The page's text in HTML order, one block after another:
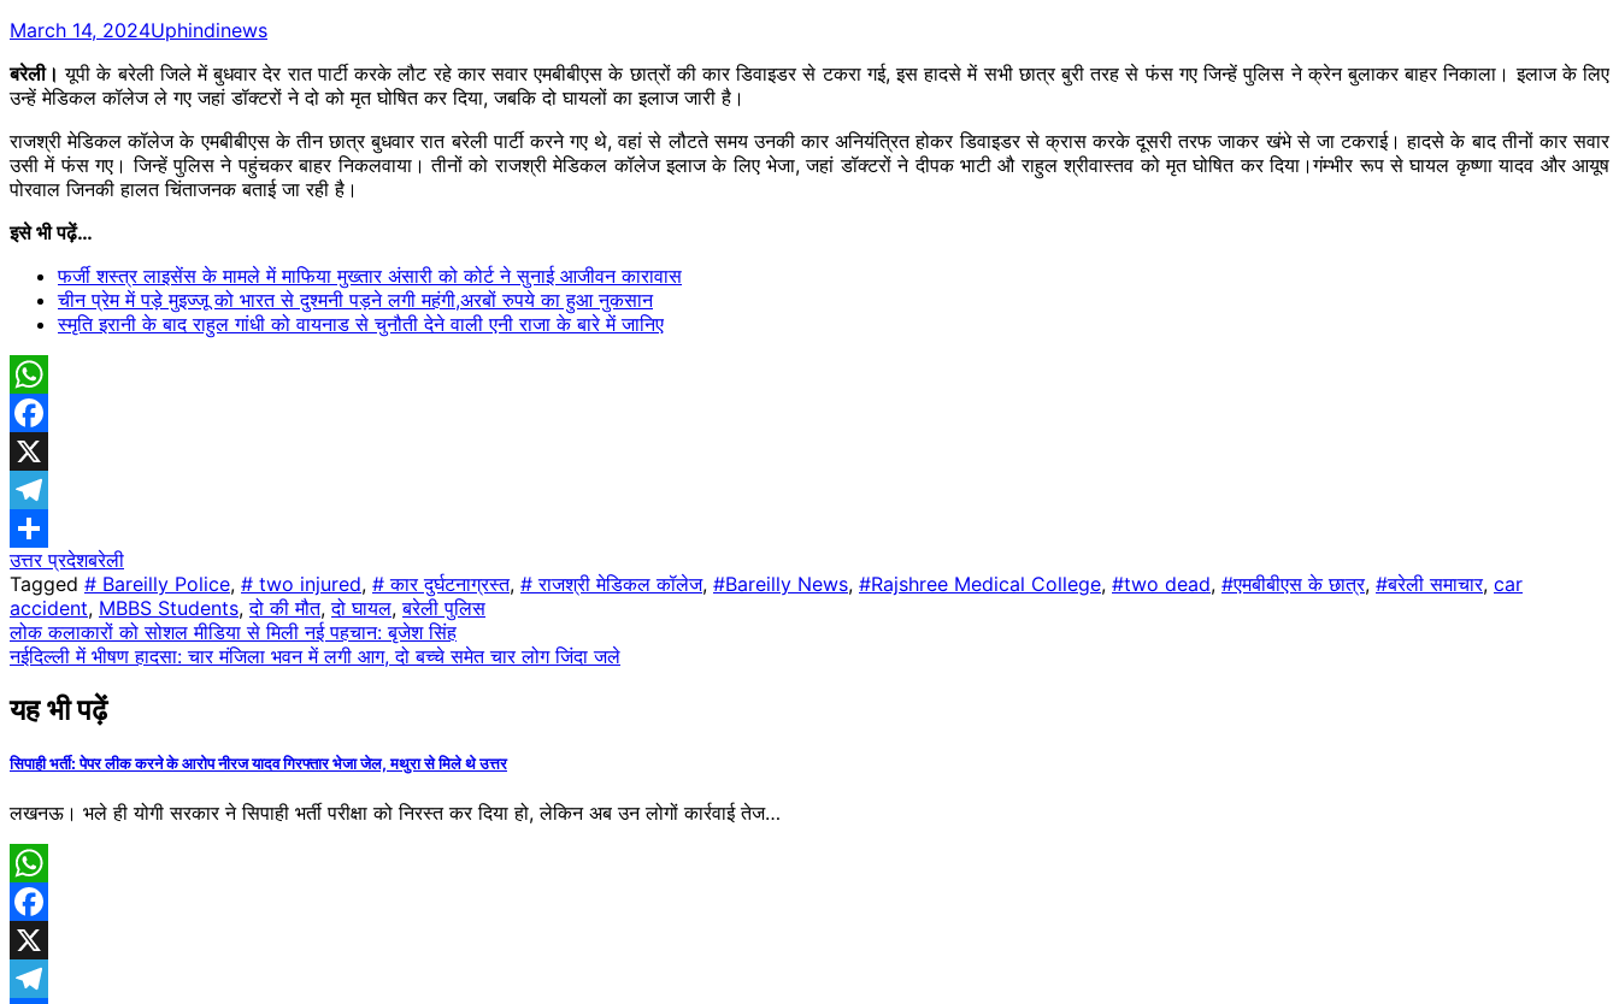
March 14, 2024Uphindinews
बरेली। यूपी के बरेली जिले में बुधवार देर रात पार्टी करके लौट रहे कार सवार एमबीबीएस के छात्रों की कार डिवाइडर से टकरा गई, इस हादसे में सभी छात्र बुरी तरह से फंस गए जिन्हें पुलिस ने क्रेन बुलाकर बाहर निकाला। इलाज के लिए
उन्हें मेडिकल कॉलेज ले गए जहां डॉक्टरों ने दो को मृत घोषित कर दिया, जबकि दो घायलों का इलाज जारी है।
राजश्री मेडिकल कॉलेज के एमबीबीएस के तीन छात्र बुधवार रात बरेली पार्टी करने गए थे, वहां से लौटते समय उनकी कार अनियंत्रित होकर डिवाइडर से क्रास करके दूसरी तरफ जाकर खंभे से जा टकराई। हादसे के बाद तीनों कार सवार
उसी में फंस गए। जिन्हें पुलिस ने पहुंचकर बाहर निकलवाया। तीनों को राजश्री मेडिकल कॉलेज इलाज के लिए भेजा, जहां डॉक्टरों ने दीपक भाटी औ राहुल श्रीवास्तव को मृत घोषित कर दिया।गंम्भीर रूप से घायल कृष्णा यादव और आयूष
पोरवाल जिनकी हालत चिंताजनक बताई जा रही है।
इसे भी पढ़ें…
फर्जी शस्त्र लाइसेंस के मामले में ​माफिया मुख्तार अंसारी को कोर्ट ने सुनाई आजीवन कारावास
चीन प्रेम में पड़े मुइज्जू को भारत से दुश्मनी पड़ने लगी महंगी,अरबों रुपये का हुआ नुकसान
स्मृति इरानी के बाद राहुल गांधी को वायनाड से चुनौती देने वाली एनी राजा के बारे में जानिए
WhatsApp
Facebook
X
Telegram
Share
उत्तर प्रदेशबरेली
Tagged # Bareilly Police, # two injured, # कार दुर्घटनाग्रस्त, # राजश्री मेडिकल कॉलेज, #Bareilly News, #Rajshree Medical College, #two dead, #एमबीबीएस के छात्र, #बरेली समाचार, car
accident, MBBS Students,दो की मौत,दो घायल,बरेली पुलिस
Post
navigation
लोक कलाकारों को सोशल मीडिया से मिली नई पहचान: बृजेश सिंह
नईदिल्ली में भीषण हादसा: चार मंजिला भवन में लगी आग, दो बच्चे समेत चार लोग जिंदा जले
यह भी पढ़ें
सिपाही भर्ती: पेपर लीक करने के आरोप नीरज यादव गिरफ्तार भेजा जेल, मथुरा से मिले थे उत्तर
लखनऊ। भले ही योगी सरकार ने सिपाही भर्ती परीक्षा को निरस्त कर दिया हो, लेकिन अब उन लोगों कार्रवाई तेज…
WhatsApp
Facebook
X